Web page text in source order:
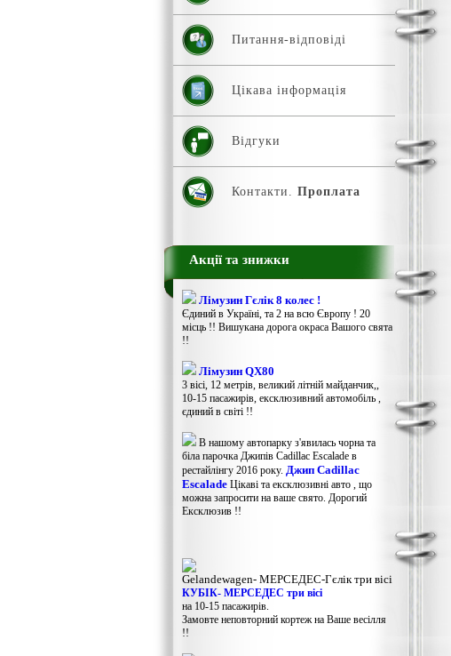
Питання-відповіді
Цікава інформація
Відгуки
Контакти. Проплата
Акції та знижки
Лімузин Гєлік 8 колес !
Єдиний в Україні, та 2 на всю Європу ! 20
місць !! Вишукана дорога окраса Вашого свята
!!
Лімузин QX80
3 вісі, 12 метрів, великий літній майданчик,,
10-15 пасажирів, ексклюзивний автомобіль ,
єдиний в світі !!
В нашому автопарку з'явилась чорна та
біла парочка Джипів Cadillac Escalade в
рестайлінгу 2016 року. Джип Cadillac
Escalade Цікаві та ексклюзивні авто , що
можна запросити на ваше свято. Дорогий
Ексклюзив !!
Gelandewagen​- МЕРСЕДЕС-Гєлік три вісі
КУБІК- МЕРСЕДЕС три вісі
на 10-15 пасажирів.
Замовте неповторний кортеж на Ваше весілля
!!